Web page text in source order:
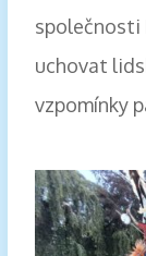
společnosti
uchovat
vzpomínky